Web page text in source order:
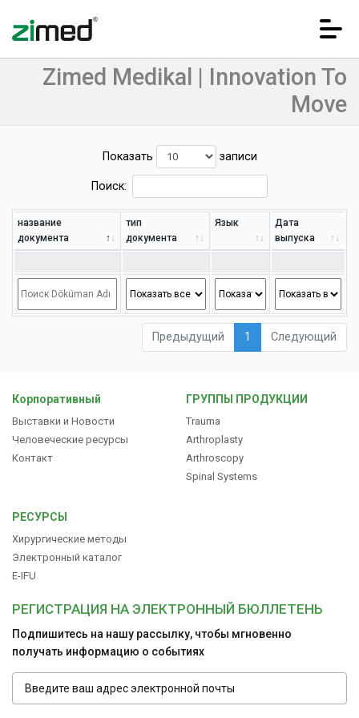
Домашняя страница
Корпоративный
Продукты
РЕСУРСЫ
Русский
Zimed Medikal | Innovation To
Move
Показать записи
Поиск:
название
документа
тип
документа
Язык
Дата
выпуска
Предыдущий 1 Следующий
Корпоративный
Выставки и Новости
Человеческие ресурсы
Контакт
ГРУППЫ ПРОДУКЦИИ
Trauma
Arthroplasty
Arthroscopy
Spinal Systems
РЕСУРСЫ
Хирургические методы
Электронный каталог
E-IFU
РЕГИСТРАЦИЯ НА ЭЛЕКТРОННЫЙ БЮЛЛЕТЕНЬ
Подпишитесь на нашу рассылку, чтобы мгновенно
получать информацию о событиях